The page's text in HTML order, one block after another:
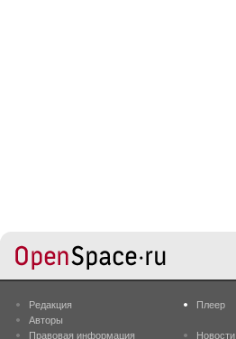
Редакция
Авторы
Правовая информация
Плеер
Новости